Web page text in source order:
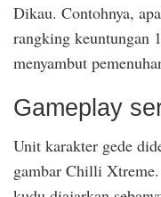
Dikau. Contohnya,
rangking keuntungan
menyambut
Gameplay
Unit karakter gede
gambar Chilli